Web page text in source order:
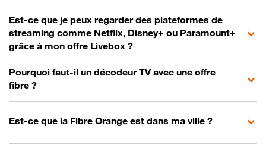
Est-ce que je peux regarder des plateformes de
streaming comme Netflix, Disney+ ou Paramount+
grâce à mon offre Livebox ?
Pourquoi faut-il un décodeur TV avec une offre
fibre ?
Est-ce que la Fibre Orange est dans ma ville ?